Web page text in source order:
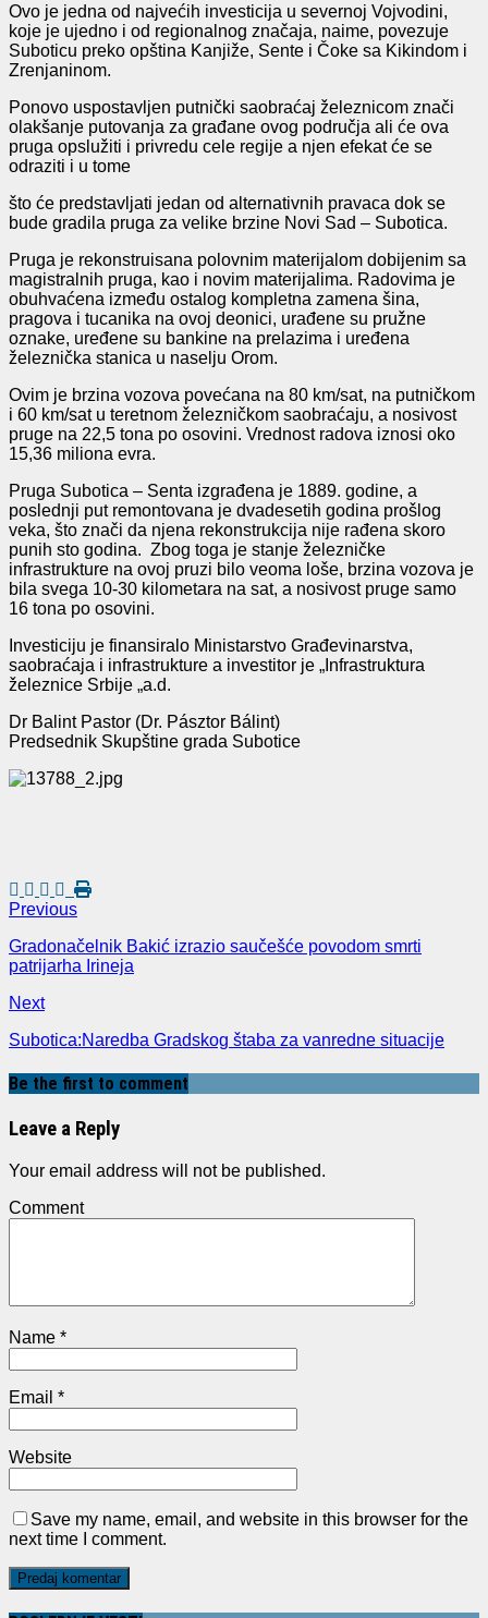
Ovo je jedna od najvećih investicija u severnoj Vojvodini,
koje je ujedno i od regionalnog značaja, naime, povezuje
Suboticu preko opština Kanjiže, Sente i Čoke sa Kikindom i
Zrenjaninom.
Ponovo uspostavljen putnički saobraćaj železnicom znači
olakšanje putovanja za građane ovog područja ali će ova
pruga opslužiti i privredu cele regije a njen efekat će se
odraziti i u tome
što će predstavljati jedan od alternativnih pravaca dok se
bude gradila pruga za velike brzine Novi Sad – Subotica.
Pruga je rekonstruisana polovnim materijalom dobijenim sa
magistralnih pruga, kao i novim materijalima. Radovima je
obuhvaćena između ostalog kompletna zamena šina,
pragova i tucanika na ovoj deonici, urađene su pružne
oznake, uređene su bankine na prelazima i uređena
železnička stanica u naselju Orom.
Ovim je brzina vozova povećana na 80 km/sat, na putničkom
i 60 km/sat u teretnom železničkom saobraćaju, a nosivost
pruge na 22,5 tona po osovini. Vrednost radova iznosi oko
15,36 miliona evra.
Pruga Subotica – Senta izgrađena je 1889. godine, a
poslednji put remontovana je dvadesetih godina prošlog
veka, što znači da njena rekonstrukcija nije rađena skoro
punih sto godina. Zbog toga je stanje železničke
infrastrukture na ovoj pruzi bilo veoma loše, brzina vozova je
bila svega 10-30 kilometara na sat, a nosivost pruge samo
16 tona po osovini.
Investiciju je finansiralo Ministarstvo Građevinarstva,
saobraćaja i infrastrukture a investitor je „Infrastruktura
železnice Srbije „a.d.
Dr Balint Pastor (Dr. Pásztor Bálint)
Predsednik Skupštine grada Subotice
Previous
Gradonačelnik Bakić izrazio saučešće povodom smrti
patrijarha Irineja
Next
Subotica:Naredba Gradskog štaba za vanredne situacije
Be the first to comment
Leave a Reply
Your email address will not be published.
Comment
Name *
Email *
Website
Save my name, email, and website in this browser for the
next time I comment.